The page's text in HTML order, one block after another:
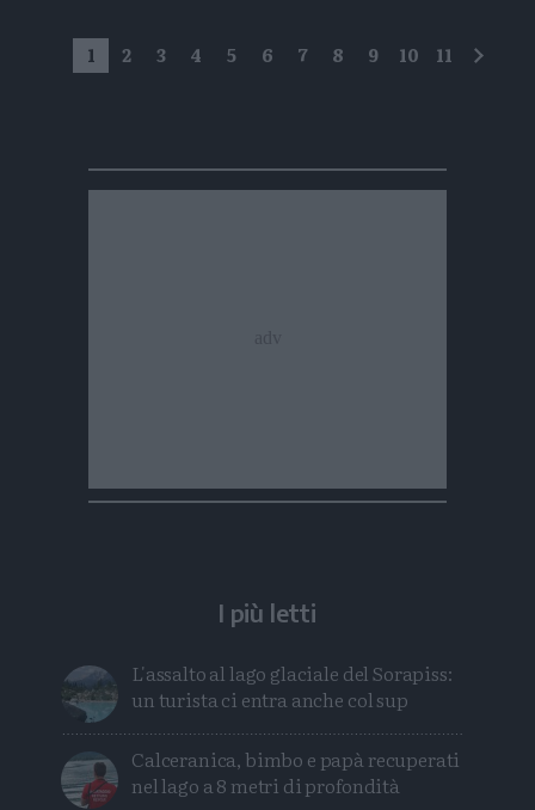
1 2 3 4 5 6 7 8 9 10 11
I più letti
L'assalto al lago glaciale del Sorapiss:
un turista ci entra anche col sup
Calceranica, bimbo e papà recuperati
nel lago a 8 metri di profondità